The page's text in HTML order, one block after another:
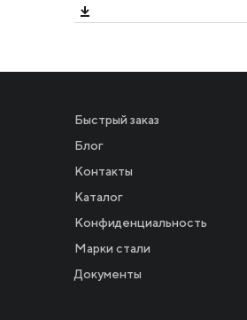
Быстрый заказ
Блог
Контакты
Каталог
Конфиденциальность
Марки стали
Документы
Новости
Инвесторам